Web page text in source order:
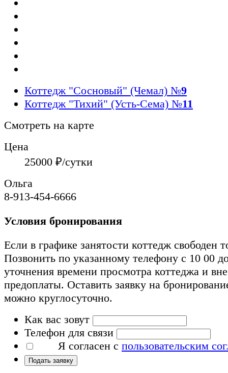
Коттедж "Сосновый" (Чемал) №9
Коттедж "Тихий" (Усть-Сема) №11
Смотреть на карте
Цена
25000 ₽/сутки
Ольга
8-913-454-6666
Условия бронирования
Если в графике занятости коттедж свободен
Позвонить по указанному телефону с 10 00
уточнения времени просмотра коттеджа и
предоплаты. Оставить заявку на
можно круглосуточно.
Как вас зовут
Телефон для связи
Я согласен с пользовательским
Подать заявку